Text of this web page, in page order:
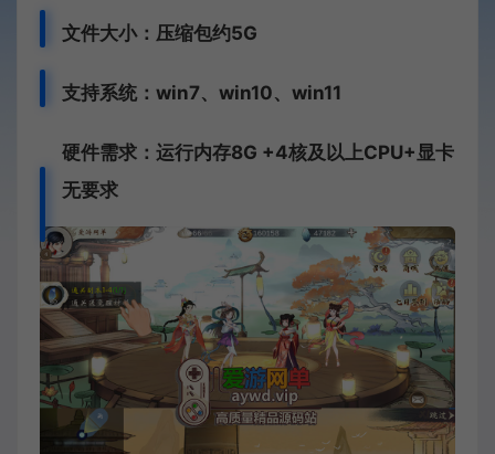
文件大小：压缩包约5G
支持系统：win7、win10、win11
硬件需求：运行内存8G +4核及以上CPU+ 显卡
无要求